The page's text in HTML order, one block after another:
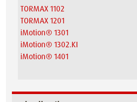
TORMAX 1102
TORMAX 1201
iMotion® 1301
iMotion® 1302.KI
iMotion® 1401